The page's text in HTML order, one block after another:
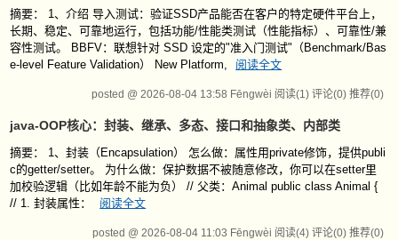
摘要： 1、介绍 导入测试：验证SSD产品能否在客户的特定硬件平台上，
长期、稳定、可靠地运行，包括功能/性能类测试（性能指标）、可靠性/兼
容性测试。 BBFV：联想针对 SSD 设定的"准入门测试"（Benchmark/Bas
e-level Feature Validation） New Platform,
阅读全文
posted @ 2026-08-04 13:58 Fēngwèi 阅读(1) 评论(0) 推荐(0)
java-OOP核心：封装、继承、多态、接口和抽象类、内部类
摘要： 1、封装（Encapsulation） 怎么做：属性用private修饰，提供publi
c的getter/setter。 为什么做：保护数据不被随意修改，你可以在setter里
加校验逻辑（比如年龄不能为负） // 父类：Animal public class Animal {
// 1. 封装属性：
阅读全文
posted @ 2026-08-04 11:03 Fēngwèi 阅读(4) 评论(0) 推荐(0)